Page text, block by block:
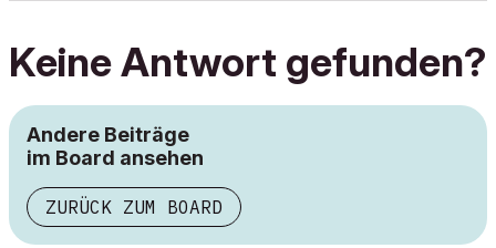
Keine Antwort gefunden?
Andere Beiträge
im Board ansehen
ZURÜCK ZUM BOARD